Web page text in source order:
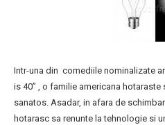
Intr-una din comediile nominalizate
is 40” , o familie americana
sanatos. Asadar, in afara de
hotarasc sa renunte la tehnologie si